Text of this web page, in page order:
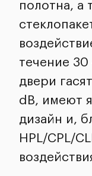
полотна, а
течение
двери
dB, имеют
дизайн и,
HPL/CPL/